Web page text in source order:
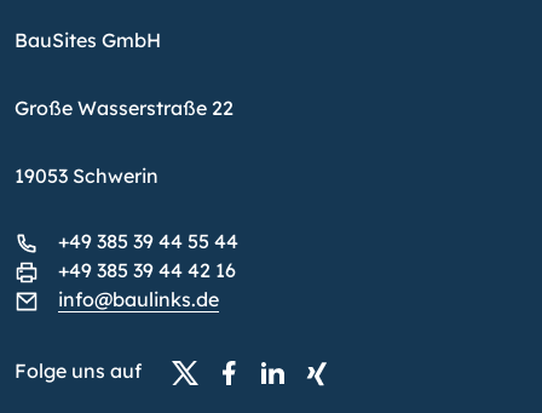
BauSites GmbH
Große Wasserstraße 22
19053 Schwerin
+49 385 39 44 55 44
+49 385 39 44 42 16
info@baulinks.de
Folge uns auf